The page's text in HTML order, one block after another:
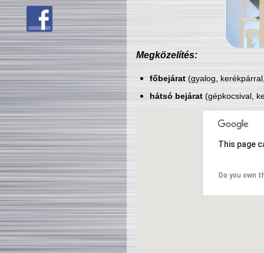
Megközelítés:
főbejárat(gyalog,
hátsó bejárat(gépkocsival,
This page
Do you own